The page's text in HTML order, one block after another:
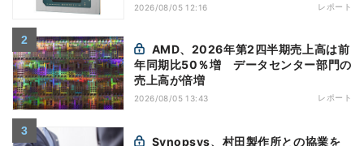
2026/08/05 12:16 レポート
年同期比50％増 データセンター部門の
売上高が倍増
2026/08/05 13:43 レポート